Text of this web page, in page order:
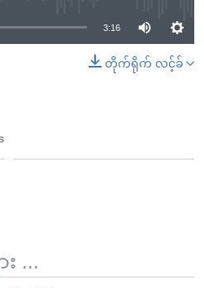
3:16
တိုက်ရိုက် လင့်ခ်
...